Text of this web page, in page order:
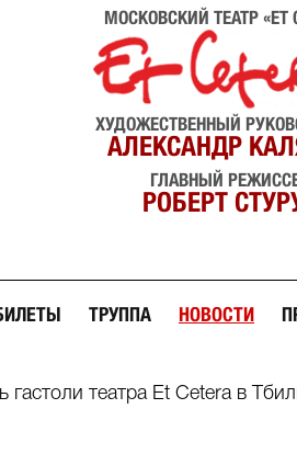
МОСКОВСКИЙ ТЕАТР «ET
ХУДОЖЕСТВЕННЫЙ
АЛЕКСАНДР
ГЛАВНЫЙ
РОБЕРТ
ТРУППА НОВОСТИ
гастоли театра Et Cetera в